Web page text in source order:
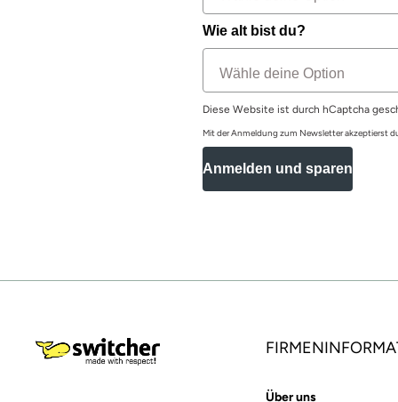
Wie alt bist du?
Diese Website ist durch hCaptcha
Mit der Anmeldung zum Newsletter akzeptierst
Anmelden und sparen
Über uns